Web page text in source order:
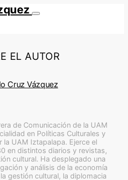
EL AUTOR
Cruz Vázquez
de Comunicación de la UAM
en Políticas Culturales y
la UAM Iztapalapa. Ejerce el
en distintos diarios y revistas,
cultural. Ha desplegado una
y análisis de la economía
gestión cultural, la diplomacia